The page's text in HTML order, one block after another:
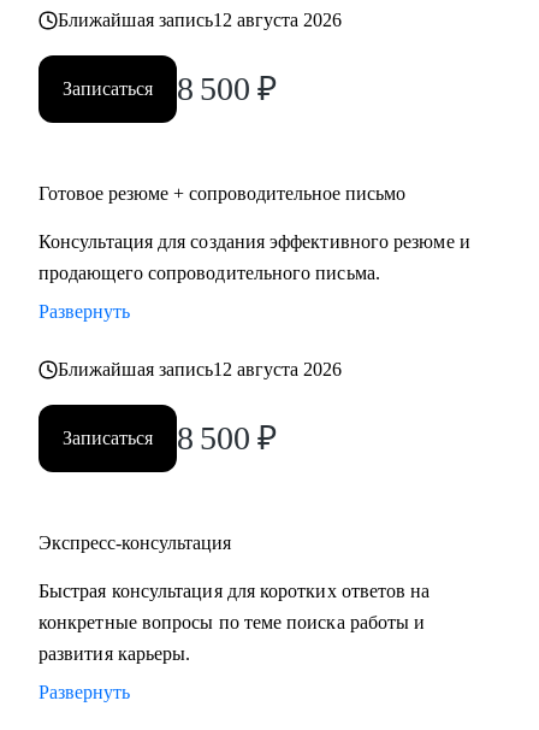
Ближайшая запись12 августа 2026
Записаться 8 500 ₽
Готовое резюме + сопроводительное письмо
Консультация для создания эффективного резюме и
продающего сопроводительного письма.
Развернуть
Ближайшая запись12 августа 2026
Записаться 8 500 ₽
Экспресс-консультация
Быстрая консультация для коротких ответов на
конкретные вопросы по теме поиска работы и
развития карьеры.
Развернуть